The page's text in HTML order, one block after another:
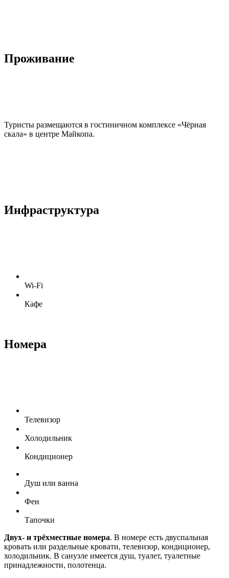
Проживание
Туристы размещаются в гостиничном комплексе «Чёрная
скала» в центре Майкопа.
Инфраструктура
Wi-Fi
Кафе
Номера
Телевизор
Холодильник
Кондиционер
Душ или ванна
Фен
Тапочки
Двух- и трёхместные номера. В номере есть двуспальная
кровать или раздельные кровати, телевизор, кондиционер,
холодильник. В санузле имеется душ, туалет, туалетные
принадлежности, полотенца.